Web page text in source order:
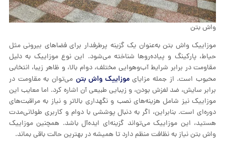
واش بتن
موزاییک واش بتن به‌عنوان یک گزینه پرطرفدار برای فضاهای بیرونی مثل
حیاط، پارکینگ و پیاده‌روها شناخته می‌شود. این نوع موزاییک به دلیل
مقاومت در برابر شرایط آب‌وهوایی مختلف، دوام بالا، و ظاهر زیبا، انتخابی
محبوب است. از جمله مزایایموزاییک واش بتن می‌توان به مقاومت در
برابر سایش، ضد لغزش بودن، و زیبایی طبیعی آن اشاره کرد. اما معایب این
موزاییک نیز شامل هزینه‌های نصب و نگهداری بالاتر و نیاز به مراقبت‌های
دوره‌ای است. بنابراین، اگر به دنبال پوششی با دوام و کاربری طولانی‌مدت
هستید، این موزاییک می‌تواند گزینه‌ای ایده‌آل باشد. همچنین موزاییک
واش بتن نیاز به نظافت منظم دارد تا همیشه در بهترین حالت باقی بماند.